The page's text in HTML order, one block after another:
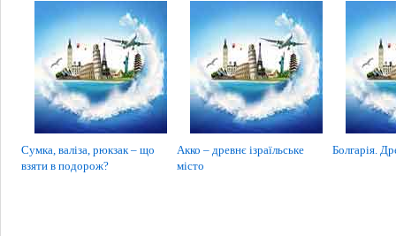
Сумка, валіза, рюкзак – що
взяти в подорож?
Акко – древнє ізраїльське
місто
Болгарія.